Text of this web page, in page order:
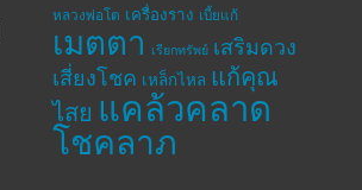
หลวงพ่อโต เครื่องราง เบี้ยแก้
เมตตา เรียกทรัพย์ เสริมดวง
เสี่ยงโชค เหล็กไหล แก้คุณ
ไสย แคล้วคลาด
โชคลาภ